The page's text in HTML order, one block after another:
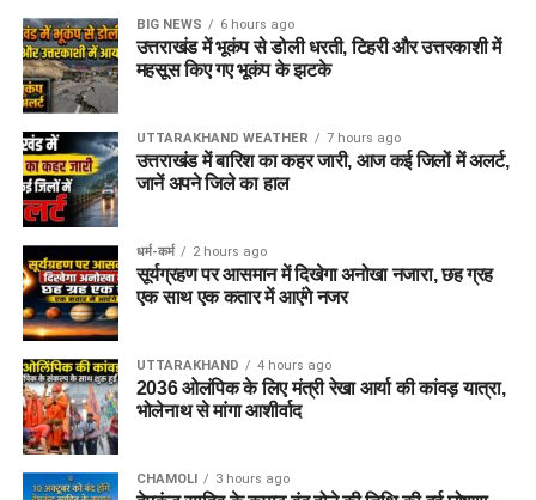
के उम्मीदवार सामान्य (General) श्रेणी के तहत आवेदन कर सकेंगे।
चयन प्रक्रिया (Selection
Process)
DSSSB पारदर्शी और योग्यता-आधारित चयन प्रणाली का पालन करता
है। अलग-अलग पदों के लिए चयन के चरण थोड़े भिन्न हो सकते हैं, लेकिन
सामान्य तौर पर प्रक्रिया निम्नलिखित चरणों में पूरी होगी:
लिखित परीक्षा (One Tier / Two Tier Written Exam):
सभी पदों के लिए वस्तुनिष्ठ (Objective Type) बहुविकल्पीय
प्रश्नों पर आधारित परीक्षा आयोजित की जाएगी। कुछ तकनीकी
या उच्च स्तर के पदों के लिए दो चरणों (Tier-I और Tier-II) में
परीक्षा ली जा सकती है।
कौशल परीक्षा / एप्टीट्यूड टेस्ट (Skill Test):
BIG NEWS 6 hours ago
उत्तराखंड में भूकंप से डोली धरती, टिहरी और उत्तरकाशी में
महसूस किए गए भूकंप के झटके
UTTARAKHAND WEATHER 7 hours ago
उत्तराखंड में बारिश का कहर जारी, आज कई जिलों में अलर्ट,
जानें अपने जिले का हाल
धर्म-कर्म 2 hours ago
सूर्यग्रहण पर आसमान में दिखेगा अनोखा नजारा, छह ग्रह
एक साथ एक कतार में आएंगे नजर
UTTARAKHAND 4 hours ago
2036 ओलंपिक के लिए मंत्री रेखा आर्या की कांवड़ यात्रा,
भोलेनाथ से मांगा आशीर्वाद
CHAMOLI 3 hours ago